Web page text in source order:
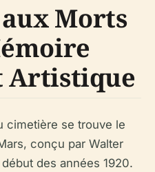
Morts
Artistique
cimetière se trouve le
conçu par Walter
des années 1920.